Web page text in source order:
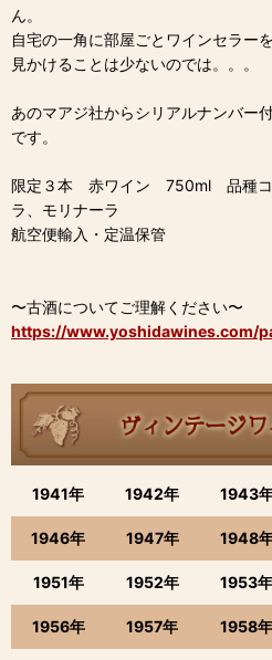
ん。
自宅の一角に部屋ごとワインセラー
見かけることは少ないのでは。。。
あのマアジ社からシリアルナンバー
です。
限定３本 赤ワイン 750ml 品種コ
ラ、モリナーラ
航空便輸入・定温保管
〜古酒についてご理解ください〜
https://www.yoshidawines.com/
1941年 1942年 1943
1946年 1947年 1948
1951年 1952年 1953年
1956年 1957年 1958年